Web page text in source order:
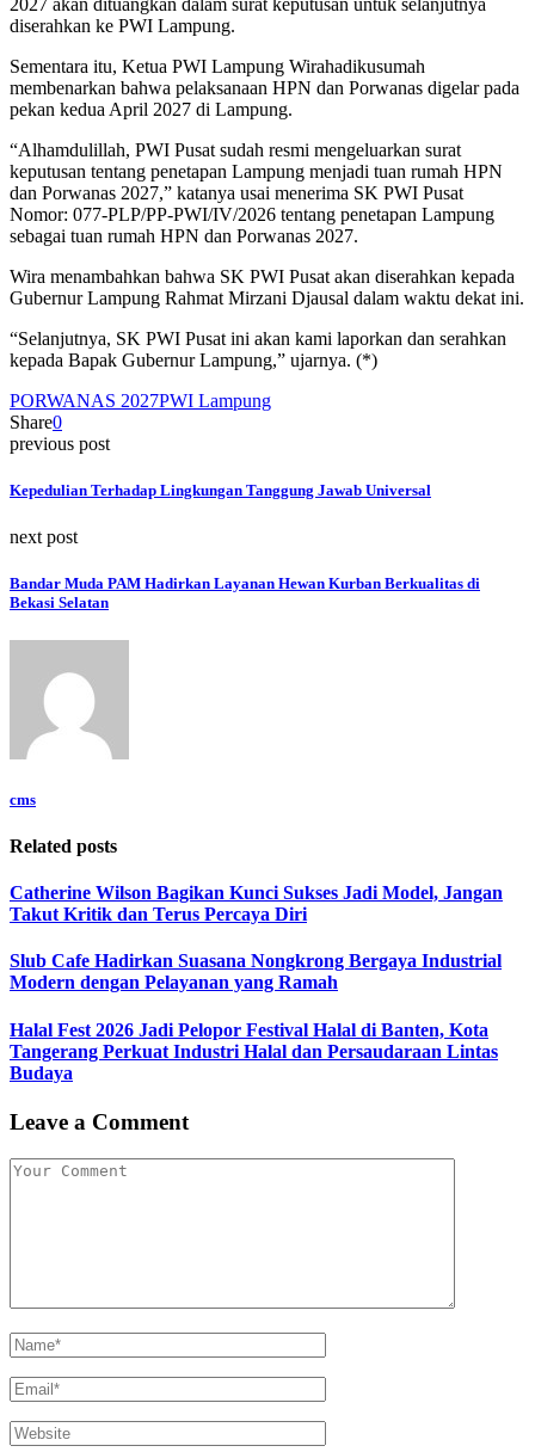
diserahkan ke PWI Lampung.
Sementara itu, Ketua PWI Lampung Wirahadikusumah
membenarkan bahwa pelaksanaan HPN dan Porwanas digelar pada
pekan kedua April 2027 di Lampung.
“Alhamdulillah, PWI Pusat sudah resmi mengeluarkan surat
keputusan tentang penetapan Lampung menjadi tuan rumah HPN
dan Porwanas 2027,” katanya usai menerima SK PWI Pusat
Nomor: 077-PLP/PP-PWI/IV/2026 tentang penetapan Lampung
sebagai tuan rumah HPN dan Porwanas 2027.
Wira menambahkan bahwa SK PWI Pusat akan diserahkan kepada
Gubernur Lampung Rahmat Mirzani Djausal dalam waktu dekat ini.
“Selanjutnya, SK PWI Pusat ini akan kami laporkan dan serahkan
kepada Bapak Gubernur Lampung,” ujarnya. (*)
PORWANAS 2027PWI Lampung
Share0
previous post
Kepedulian Terhadap Lingkungan Tanggung Jawab Universal
next post
Bandar Muda PAM Hadirkan Layanan Hewan Kurban Berkualitas di
Bekasi Selatan
cms
Related posts
Catherine Wilson Bagikan Kunci Sukses Jadi Model, Jangan
Takut Kritik dan Terus Percaya Diri
Slub Cafe Hadirkan Suasana Nongkrong Bergaya Industrial
Modern dengan Pelayanan yang Ramah
Halal Fest 2026 Jadi Pelopor Festival Halal di Banten, Kota
Tangerang Perkuat Industri Halal dan Persaudaraan Lintas
Budaya
Leave a Comment